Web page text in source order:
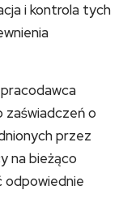
i kontrola tych
zaświadczeń o
przez
na bieżąco
odpowiednie